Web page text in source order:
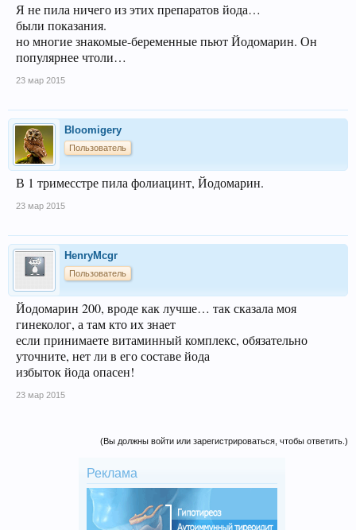
Я не пила ничего из этих препаратов йода…
были показания.
но многие знакомые-беременные пьют Йодомарин. Он
популярнее чтоли…
23 мар 2015
Bloomigery
Пользователь
В 1 тримесстре пила фолиацинт, Йодомарин.
23 мар 2015
HenryMcgr
Пользователь
Йодомарин 200, вроде как лучше… так сказала моя
гинеколог, а там кто их знает
если принимаете витаминный комплекс, обязательно
уточните, нет ли в его составе йода
избыток йода опасен!
23 мар 2015
(Вы должны войти или зарегистрироваться, чтобы ответить.)
Реклама